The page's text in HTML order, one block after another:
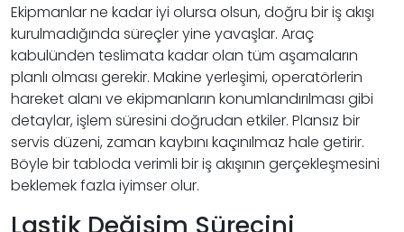
Ekipmanlar ne kadar iyi olursa olsun, doğru bir iş akışı
kurulmadığında süreçler yine yavaşlar. Araç
kabulünden teslimata kadar olan tüm aşamaların
planlı olması gerekir. Makine yerleşimi, operatörlerin
hareket alanı ve ekipmanların konumlandırılması gibi
detaylar, işlem süresini doğrudan etkiler. Plansız bir
servis düzeni, zaman kaybını kaçınılmaz hale getirir.
Böyle bir tabloda verimli bir iş akışının gerçekleşmesini
beklemek fazla iyimser olur.
Lastik Değişim Sürecini